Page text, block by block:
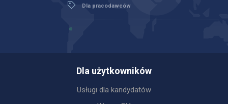
Dla pracodawców
Dla użytkowników
Usługi dla kandydatów